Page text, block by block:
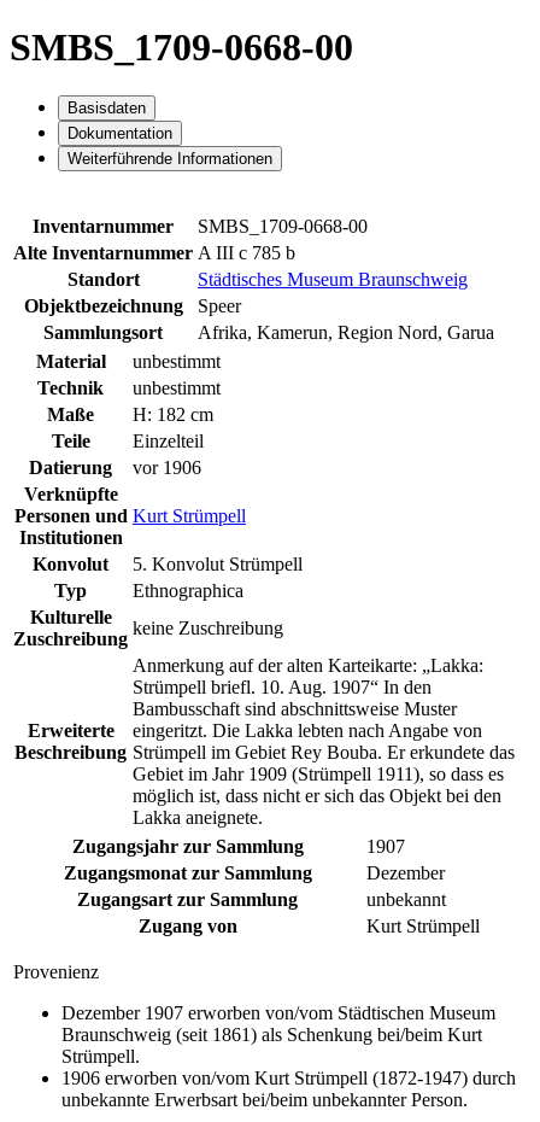
SMBS_1709-0668-00
Basisdaten
Dokumentation
Weiterführende Informationen
Inventarnummer
SMBS_1709-0668-00
Alte Inventarnummer A III c 785 b
Standort
Städtisches Museum Braunschweig
Objektbezeichnung
Speer
Sammlungsort
Afrika, Kamerun, Region Nord, Garua
Material
unbestimmt
Technik
unbestimmt
Maße
H: 182 cm
Teile
Einzelteil
Datierung
vor 1906
Verknüpfte
Personen und
Institutionen
Kurt Strümpell
Konvolut
5. Konvolut Strümpell
Typ
Ethnographica
Kulturelle
Zuschreibung
keine Zuschreibung
Erweiterte
Beschreibung
Anmerkung auf der alten Karteikarte: „Lakka:
Strümpell briefl. 10. Aug. 1907“ In den
Bambusschaft sind abschnittsweise Muster
eingeritzt. Die Lakka lebten nach Angabe von
Strümpell im Gebiet Rey Bouba. Er erkundete das
Gebiet im Jahr 1909 (Strümpell 1911), so dass es
möglich ist, dass nicht er sich das Objekt bei den
Lakka aneignete.
Zugangsjahr zur Sammlung
1907
Zugangsmonat zur Sammlung
Dezember
Zugangsart zur Sammlung
unbekannt
Zugang von
Kurt Strümpell
Provenienz
Dezember 1907 erworben von/vom Städtischen Museum
Braunschweig (seit 1861) als Schenkung bei/beim Kurt
Strümpell.
1906 erworben von/vom Kurt Strümpell (1872-1947) durch
unbekannte Erwerbsart bei/beim unbekannter Person.